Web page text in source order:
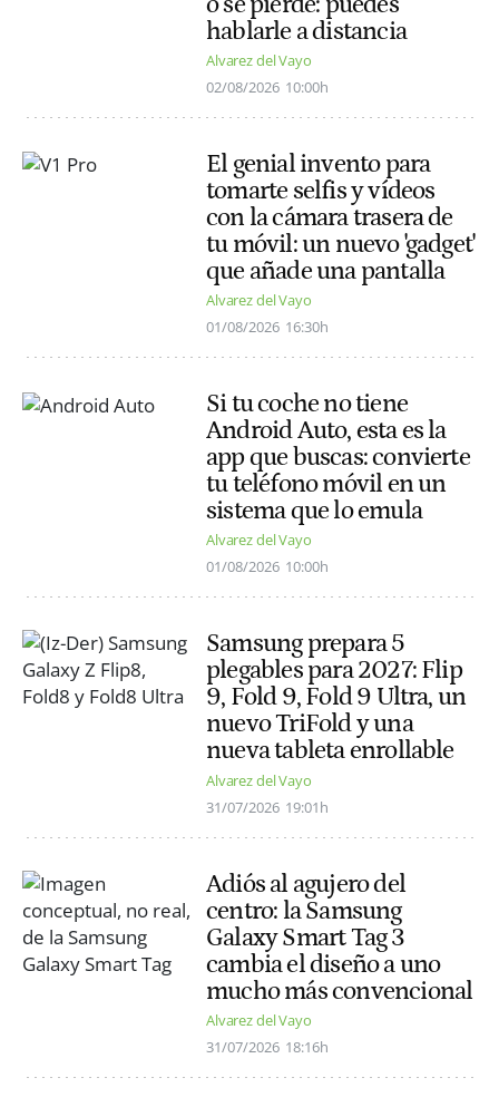
hablarle a distancia
Alvarez del Vayo
02/08/2026 10:00h
El genial invento para
tomarte selfis y vídeos
con la cámara trasera de
tu móvil: un nuevo 'gadget'
que añade una pantalla
Alvarez del Vayo
01/08/2026 16:30h
Si tu coche no tiene
Android Auto, esta es la
app que buscas: convierte
tu teléfono móvil en un
sistema que lo emula
Alvarez del Vayo
01/08/2026 10:00h
Samsung prepara 5
plegables para 2027: Flip
9, Fold 9, Fold 9 Ultra, un
nuevo TriFold y una
nueva tableta enrollable
Alvarez del Vayo
31/07/2026 19:01h
Adiós al agujero del
centro: la Samsung
Galaxy Smart Tag 3
cambia el diseño a uno
mucho más convencional
Alvarez del Vayo
31/07/2026 18:16h